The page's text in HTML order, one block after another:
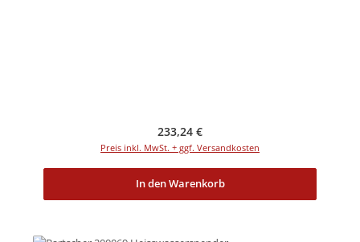
Regulärer Preis:
233,24 €
Preis inkl. MwSt. + ggf. Versandkosten
In den Warenkorb